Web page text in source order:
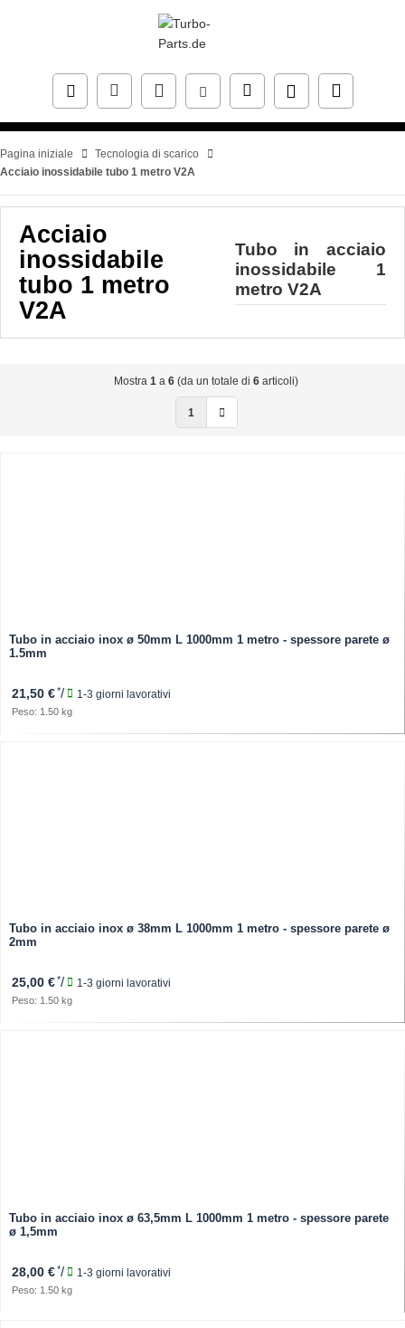
Pagina iniziale
Tecnologia di scarico
Acciaio inossidabile tubo 1 metro V2A
Acciaio
inossidabile
tubo 1 metro
V2A
Tubo in acciaio
inossidabile 1
metro V2A
Mostra 1 a 6 (da un totale di 6 articoli)
1
Tubo in acciaio inox ø 50mm L 1000mm 1 metro - spessore parete ø
1.5mm
21,50 €*/ 1-3 giorni lavorativi
Peso: 1.50 kg
Tubo in acciaio inox ø 38mm L 1000mm 1 metro - spessore parete ø
2mm
25,00 €*/ 1-3 giorni lavorativi
Peso: 1.50 kg
Tubo in acciaio inox ø 63,5mm L 1000mm 1 metro - spessore parete
ø 1,5mm
28,00 €*/ 1-3 giorni lavorativi
Peso: 1.50 kg